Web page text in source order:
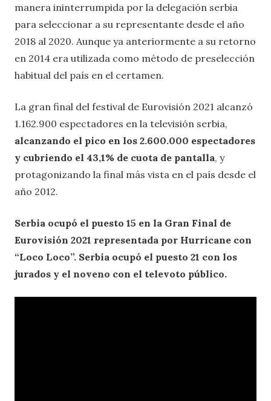
manera ininterrumpida por la delegación serbia
para seleccionar a su representante desde el año
2018 al 2020. Aunque ya anteriormente a su retorno
en 2014 era utilizada como método de preselección
habitual del país en el certamen.
La gran final del festival de Eurovisión 2021 alcanzó
1.162.900 espectadores en la televisión serbia,
alcanzando el pico en los 2.600.000 espectadores
y cubriendo el 43,1% de cuota de pantalla, y
protagonizando la final más vista en el país desde el
año 2012.
Serbia ocupó el puesto 15 en la Gran Final de
Eurovisión 2021 representada por Hurricane con
“Loco Loco”. Serbia ocupó el puesto 21 con los
jurados y el noveno con el televoto público.